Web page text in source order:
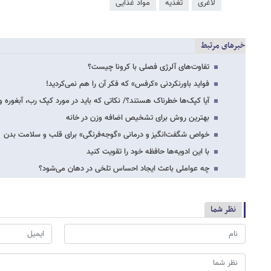
لاغری تغذیه مواد غذایی
خبرهای مرتبط
تفاوت‌های آلرژی فصلی با کرونا چیست؟
فواید باورنکردنی «کرفس» که فکر آن را هم نمی‌کردید!
آیا کپک‌ها خطرناک هستند؟/ نکاتی که باید در مورد کپک رب، آبغوره
بهترین روش برای تشخیص اضافه وزن در خانه
خواص شگفت‌انگیز و درمانی «گوجه‌فرنگی» برای قلب و سلامت بدن
با این ادویه‌ها حافظه خود را تقویت کنید
چه عواملی باعث ایجاد احساس تلخی در دهان می‌شود؟
نظر شما